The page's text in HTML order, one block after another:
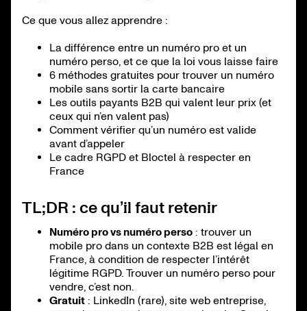
Ce que vous allez apprendre :
La différence entre un numéro pro et un
numéro perso, et ce que la loi vous laisse faire
6 méthodes gratuites pour trouver un numéro
mobile sans sortir la carte bancaire
Les outils payants B2B qui valent leur prix (et
ceux qui n’en valent pas)
Comment vérifier qu’un numéro est valide
avant d’appeler
Le cadre RGPD et Bloctel à respecter en
France
TL;DR : ce qu’il faut retenir
Numéro pro vs numéro perso : trouver un
mobile pro dans un contexte B2B est légal en
France, à condition de respecter l’intérêt
légitime RGPD. Trouver un numéro perso pour
vendre, c’est non.
Gratuit : LinkedIn (rare), site web entreprise,